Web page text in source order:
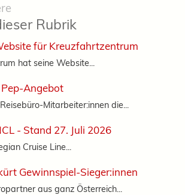
Rubrik
für Kreuzfahrtzentrum
hat seine Website...
Angebot
Mitarbeiter:innen die...
- Stand 27. Juli 2026
Cruise Line...
Gewinnspiel-Sieger:innen
aus ganz Österreich...